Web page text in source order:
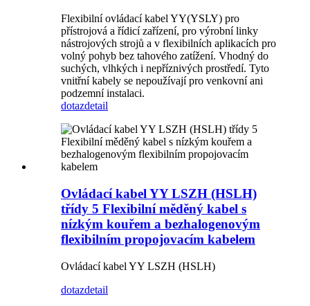
Flexibilní ovládací kabel YY(YSLY) pro
přístrojová a řídicí zařízení, pro výrobní linky
nástrojových strojů a v flexibilních aplikacích pro
volný pohyb bez tahového zatížení. Vhodný do
suchých, vlhkých i nepříznivých prostředí. Tyto
vnitřní kabely se nepoužívají pro venkovní ani
podzemní instalaci.
dotazdetail
Ovládací kabel YY LSZH (HSLH)
třídy 5 Flexibilní měděný kabel s
nízkým kouřem a bezhalogenovým
flexibilním propojovacím kabelem
Ovládací kabel YY LSZH (HSLH)
dotazdetail